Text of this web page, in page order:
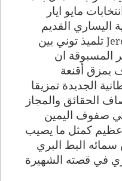
مايو ايار
اليساري القديم
تلميذ توني بين
المسبوقة ان
يمزق أقنعة
الجديدة تمزيقا
الحقائق والمجاز
في صفوف اليمين
عظيم كمثل ما يصيب
البط البري
في قصته الشهيرة